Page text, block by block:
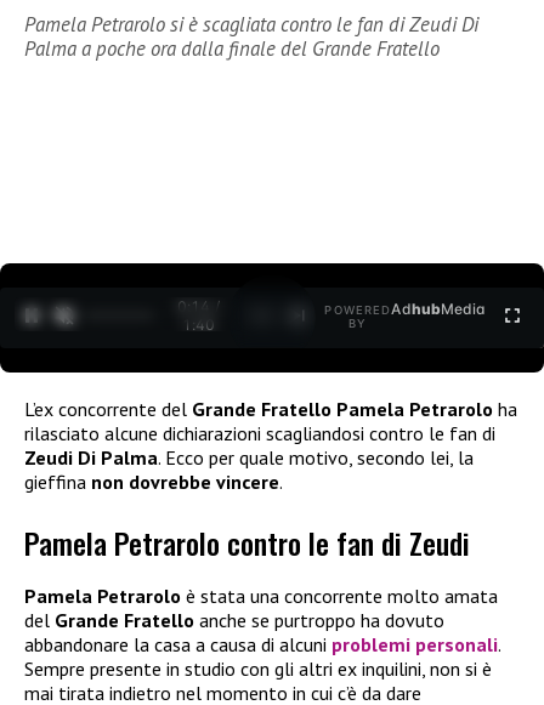
Pamela Petrarolo si è scagliata contro le fan di Zeudi Di
Palma a poche ora dalla finale del Grande Fratello
0:15 /
1:40
POWERED
BY
AdhubMedia
L’ex concorrente del Grande Fratello Pamela Petrarolo ha
rilasciato alcune dichiarazioni scagliandosi contro le fan di
Zeudi Di Palma. Ecco per quale motivo, secondo lei, la
gieffina non dovrebbe vincere.
Pamela Petrarolo contro le fan di Zeudi
Pamela Petrarolo è stata una concorrente molto amata
del Grande Fratello anche se purtroppo ha dovuto
abbandonare la casa a causa di alcuni problemi personali.
Sempre presente in studio con gli altri ex inquilini, non si è
mai tirata indietro nel momento in cui c’è da dare